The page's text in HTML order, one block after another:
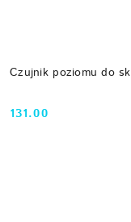
Czujnik poziomu do
Cena:
131.00